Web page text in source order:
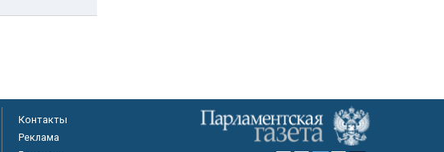
Контакты
Реклама